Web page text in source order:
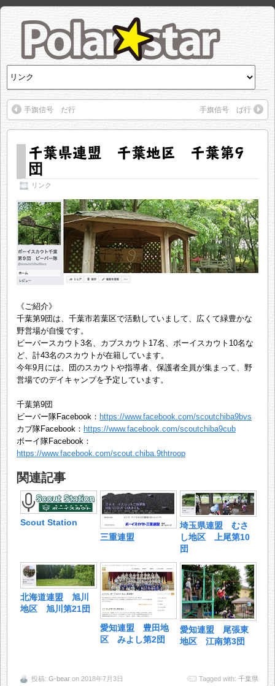
手旗信号 だ行 手旗信号 ば行
千葉県連盟 千葉地区 千葉第9
団
リンク
《ご紹介》
千葉第9団は、千葉市若葉区で活動していまして、広くて緑豊かな
野営場が自慢です。
ビーバースカウト3名、カブスカウト17名、ボーイスカウト10名な
ど、計43名のスカウトが在籍しています。
今年9月には、団のスカウトや指導者、保護者全員が集まって、野
営場でのデイキャンプを予定しています。
千葉第9団
ビーバー隊Facebook： https://www.facebook.com/scoutchiba9bvs
カブ隊Facebook： https://www.facebook.com/scoutchiba9cub
ボーイ隊Facebook：
https://www.facebook.com/scout.chiba.9thtroop
関連記事
Scout Station
三重連盟
埼玉県連盟 むさ
し地区 上尾第10
団
北海道連盟 旭川
地区 旭川第21団
愛知連盟 豊田地
区 みよし第2団
愛知連盟 尾張東
地区 江南第3団
投稿: G-bear on 2018年7月3日 Tagged with: 千葉県